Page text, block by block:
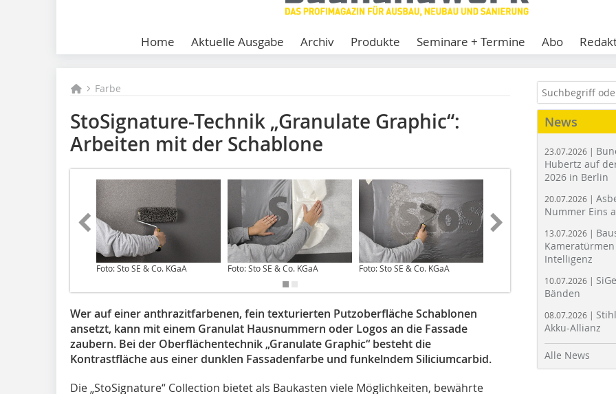
Home Aktuelle Ausgabe Archiv Produkte Seminare + Termine Abo
Farbe
StoSignature-Technik „Granulate Graphic“:
Arbeiten mit der Schablone
Foto: Sto SE & Co. KGaA Foto: Sto SE & Co. KGaA Foto: Sto SE & Co. KGaA Foto: Sto SE & Co. KGaA
Wer auf einer anthrazitfarbenen, fein texturierten Putzoberfläche Schablonen
ansetzt, kann mit einem Granulat Hausnummern oder Logos an die Fassade
zaubern. Bei der Oberflächentechnik „Granulate Graphic“ besteht die
Kontrastfläche aus einer dunklen Fassadenfarbe und funkelndem Siliciumcarbid.
Die „StoSignature“ Collection bietet als Baukasten viele Möglichkeiten, bewährte
News
23.07.2026 |
Hubertz auf
2026 in Berlin
20.07.2026 |
Nummer Eins
13.07.2026 |
Intelligenz
10.07.2026 |
Bänden
08.07.2026 |
Akku-Allianz
Alle News